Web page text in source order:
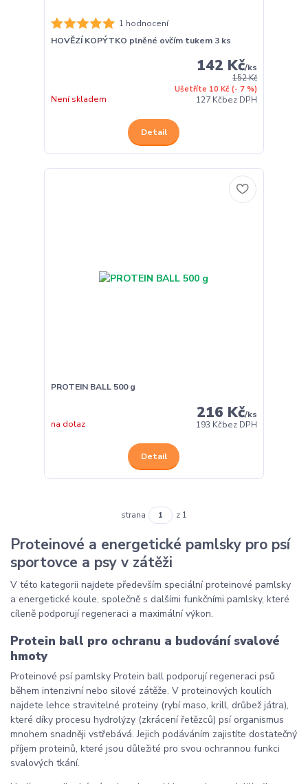
1 hodnocení
HOVĚZÍ KOPÝTKO plněné ovčím tukem 3 ks
152 Kč
Ušetříte 10 Kč (- 7 %)
142 Kč/ks
127 Kčbez DPH
Není skladem
Detail
PROTEIN BALL 500 g
216 Kč/ks
193 Kčbez DPH
na dotaz
Detail
strana z 1
Proteinové a energetické pamlsky pro psí
sportovce a psy v zátěži
V této kategorii najdete především speciální proteinové pamlsky
a energetické koule, společně s dalšími funkčními pamlsky, které
cíleně podporují regeneraci a maximální výkon.
Protein ball pro ochranu a budování svalové
hmoty
Proteinové psí pamlsky Protein ball podporují regeneraci psů
během intenzivní nebo silové zátěže. V proteinových koulích
najdete lehce stravitelné proteiny (rybí maso, krill, drůbež játra),
které díky procesu hydrolýzy (zkrácení řetězců) psí organismus
mnohem snadněji vstřebává. Jejich podáváním zajistíte dostatečný
příjem proteinů, které jsou důležité pro svou ochrannou funkci
svalových tkání.